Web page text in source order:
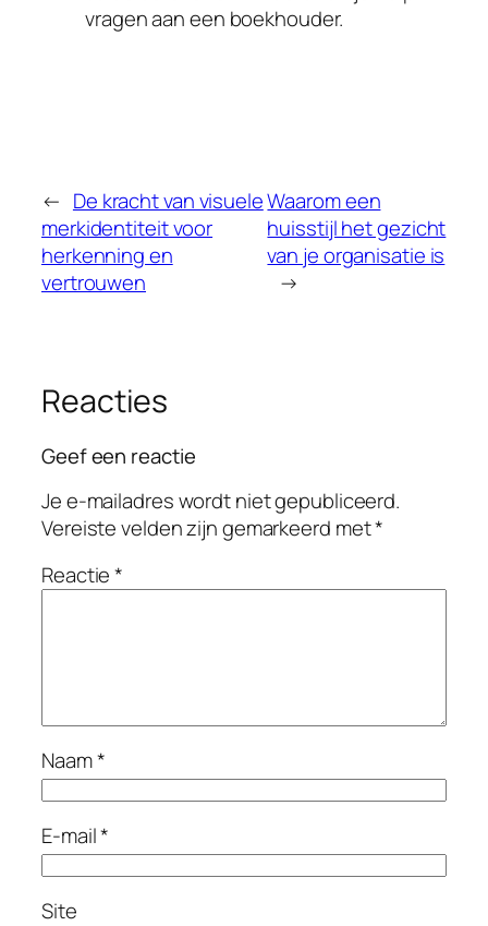
vragen aan een boekhouder.
← De kracht van visuele
merkidentiteit voor
herkenning en
vertrouwen
Waarom een
huisstijl het gezicht
van je organisatie is
→
Reacties
Geef een reactie
Je e-mailadres wordt niet gepubliceerd.
Vereiste velden zijn gemarkeerd met*
Reactie*
Naam*
E-mail*
Site